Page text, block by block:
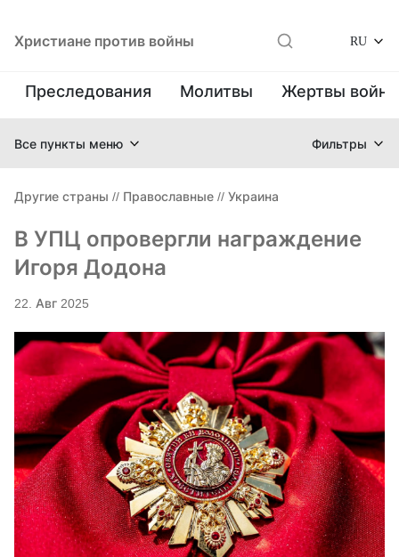
Христиане против войны RU
Преследования Молитвы Жертвы
Все пункты меню Фильтры
Другие страны // Православные // Украина
В УПЦ опровергли награждение
Игоря Додона
22. Авг 2025